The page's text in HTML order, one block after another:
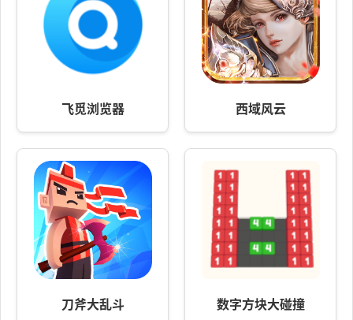
飞觅浏览器 西域风云
刀斧大乱斗 数字方块大碰撞